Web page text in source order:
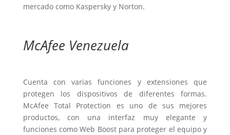
mercado como Kaspersky y Norton.
McAfee Venezuela
Cuenta con varias funciones y extensiones que
protegen los dispositivos de diferentes formas.
McAfee Total Protection es uno de sus mejores
productos, con una interfaz muy elegante y
funciones como Web Boost para proteger el equipo y